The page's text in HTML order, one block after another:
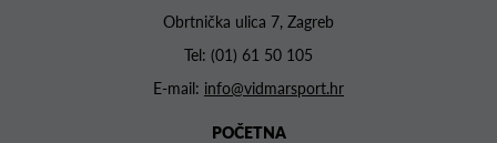
Obrtnička ulica 7, Zagreb
Tel: (01) 61 50 105
E-mail: info@vidmarsport.hr
POČETNA